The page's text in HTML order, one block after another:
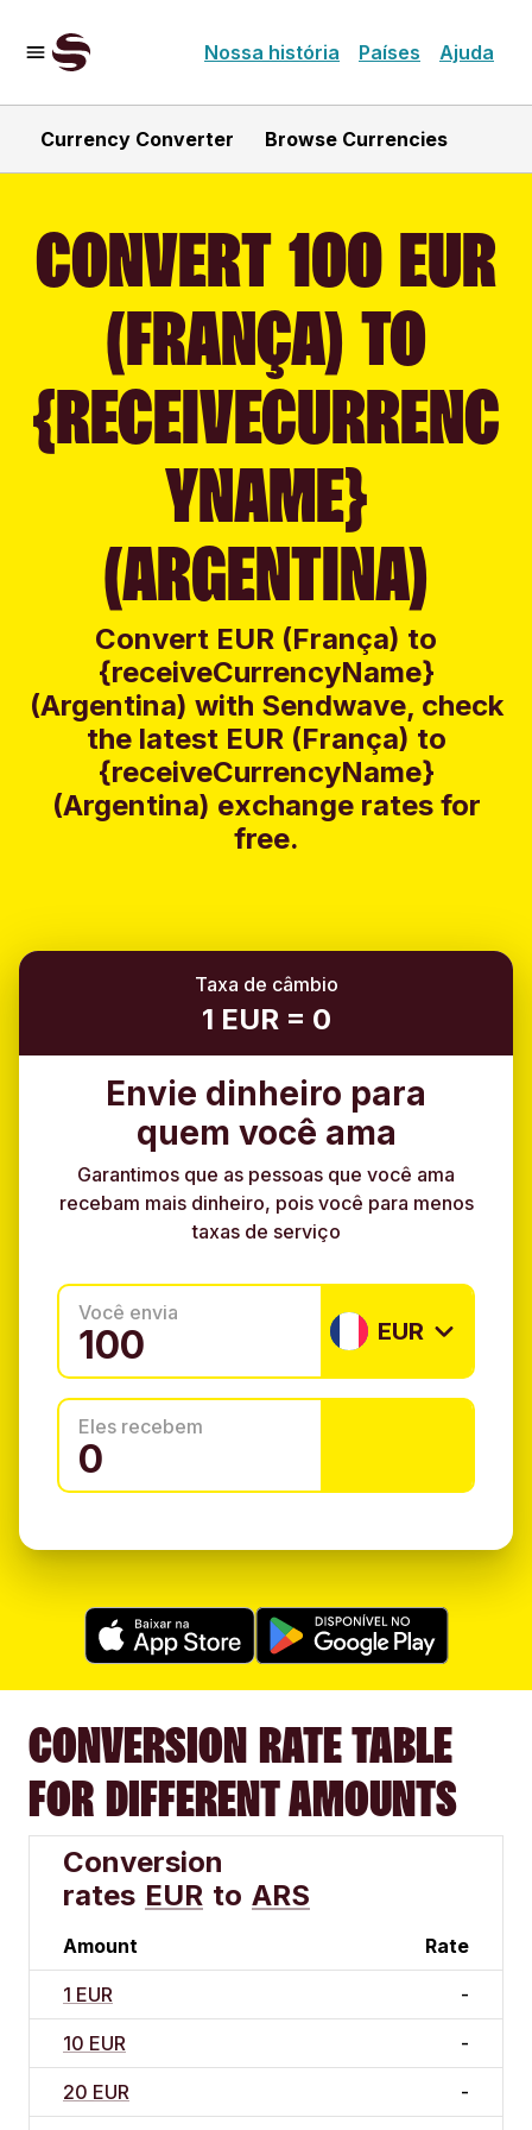
Nossa história Países Ajuda
Currency Converter Browse Currencies
CONVERT 100 EUR
(FRANÇA) TO
{RECEIVECURRENC
YNAME}
(ARGENTINA)
Convert EUR (França) to
{receiveCurrencyName}
(Argentina) with Sendwave, check
the latest EUR (França) to
{receiveCurrencyName}
(Argentina) exchange rates for
free.
Taxa de câmbio
1 EUR = 0
Envie dinheiro para
quem você ama
Garantimos que as pessoas que você ama
recebam mais dinheiro, pois você para menos
taxas de serviço
Você envia
EUR
Eles recebem
CONVERSION RATE TABLE
FOR DIFFERENT AMOUNTS
Conversion
rates EUR to ARS
Amount Rate
1 EUR -
10 EUR -
20 EUR -